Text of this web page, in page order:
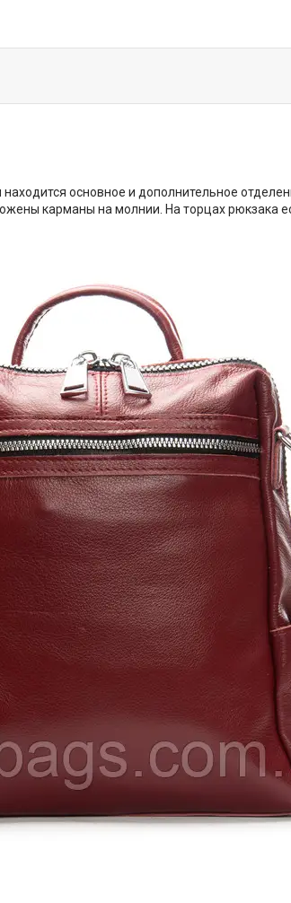
основное и дополнительное
карманы на молнии. На торцах рюкзака